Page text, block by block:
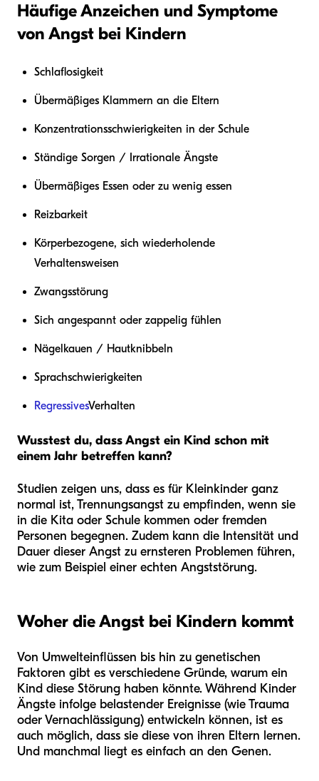
Häufige Anzeichen und Symptome
von Angst bei Kindern
Schlaflosigkeit
Übermäßiges Klammern an die Eltern
Konzentrationsschwierigkeiten in der Schule
Ständige Sorgen / Irrationale Ängste
Übermäßiges Essen oder zu wenig essen
Reizbarkeit
Körperbezogene, sich wiederholende
Verhaltensweisen
Zwangsstörung
Sich angespannt oder zappelig fühlen
Nägelkauen / Hautknibbeln
Sprachschwierigkeiten
RegressivesVerhalten
Wusstest du, dass Angst ein Kind schon mit
einem Jahr betreffen kann?
Studien zeigen uns, dass es für Kleinkinder ganz
normal ist, Trennungsangst zu empfinden, wenn sie
in die Kita oder Schule kommen oder fremden
Personen begegnen. Zudem kann die Intensität und
Dauer dieser Angst zu ernsteren Problemen führen,
wie zum Beispiel einer echten Angststörung.
Woher die Angst bei Kindern kommt
Von Umwelteinflüssen bis hin zu genetischen
Faktoren gibt es verschiedene Gründe, warum ein
Kind diese Störung haben könnte. Während Kinder
Ängste infolge belastender Ereignisse (wie Trauma
oder Vernachlässigung) entwickeln können, ist es
auch möglich, dass sie diese von ihren Eltern lernen.
Und manchmal liegt es einfach an den Genen.